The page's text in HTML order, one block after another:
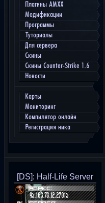
Плагины AMXX
Модификации
Программы
Туториалы
Для сервера
Скины
Скины Counter-Strike 1.6
Новости
Карты
Мониторинг
Компилятор онлайн
Регистрация ника
[DS]: Half-Life Server